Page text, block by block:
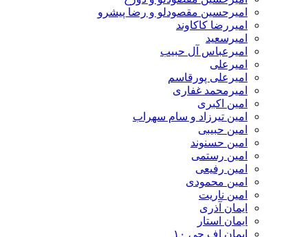
امیرحسین مقصودلو و رضا پیشرو
امیررضا کاکاوند
امیرسعید
امیرعباس آل حبیب
امیرعلی
امیرعلی پورقاسم
امیرمحمد غفاری
امین اکبری
امین تیرزاد و سام سهراب
امین حبیبی
امین حسنوند
امین رستمی
امین رفیعی
امین محمودی
امین ناریت
ایمان آذری
ایمان استار
ایمان اف جی ۱۰